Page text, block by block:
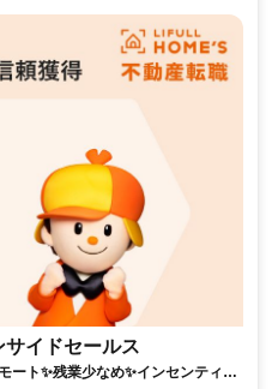
イドセールス
ート✨残業少なめ✨インセンティブ